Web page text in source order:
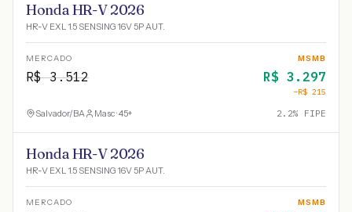
Honda HR-V 2026
HR-V EXL 1.5 SENSING 16V 5P AUT.
MERCADO
R$3.512
MSMB
R$ 3.297
−R$ 215
Salvador/BA Masc · 45+ 2.2% FIPE
Honda HR-V 2026
HR-V EXL 1.5 SENSING 16V 5P AUT.
MERCADO MSMB